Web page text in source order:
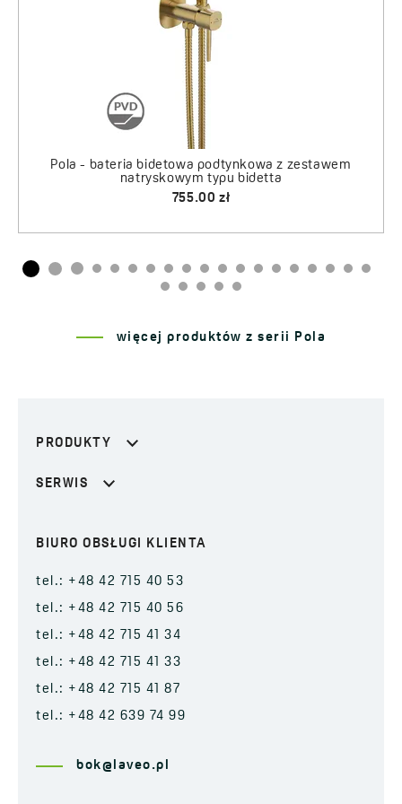
więcej produktów z serii Pola
PRODUKTY
SERWIS
BIURO OBSŁUGI KLIENTA
tel.: +48 42 715 40 53
tel.: +48 42 715 40 56
tel.: +48 42 715 41 34
tel.: +48 42 715 41 33
tel.: +48 42 715 41 87
tel.: +48 42 639 74 99
bok@laveo.pl